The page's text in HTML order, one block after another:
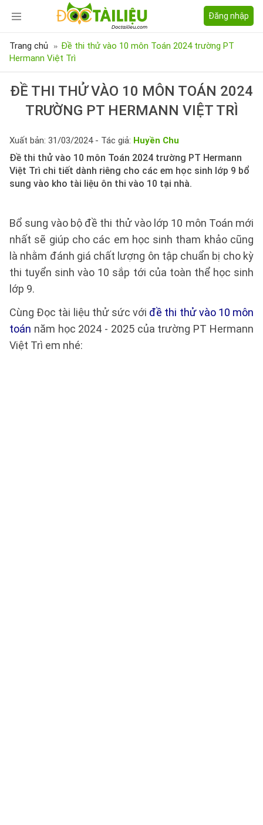
Đăng nhập
Trang chủ
Đề thi thử vào 10 môn Toán 2024 trường PT
Hermann Việt Trì
ĐỀ THI THỬ VÀO 10 MÔN TOÁN 2024
TRƯỜNG PT HERMANN VIỆT TRÌ
Xuất bản: 31/03/2024 - Tác giả: Huyền Chu
Đề thi thử vào 10 môn Toán 2024 trường PT Hermann
Việt Trì chi tiết dành riêng cho các em học sinh lớp 9 bổ
sung vào kho tài liệu ôn thi vào 10 tại nhà.
Bổ sung vào bộ đề thi thử vào lớp 10 môn Toán mới
nhất sẽ giúp cho các em học sinh tham khảo cũng
là nhằm đánh giá chất lượng ôn tập chuẩn bị cho kỳ
thi tuyển sinh vào 10 sắp tới của toàn thể học sinh
lớp 9.
Cùng Đọc tài liệu thử sức với đề thi thử vào 10 môn
toán năm học 2024 - 2025 của trường PT Hermann
Việt Trì em nhé: